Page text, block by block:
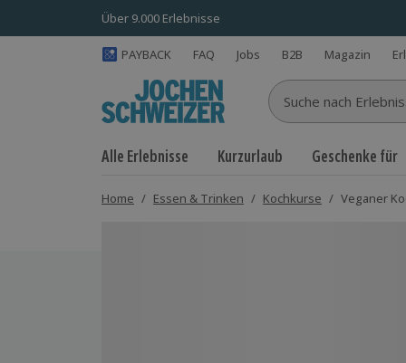
Über 9.000 Erlebnisse
PAYBACK FAQ Jobs B2B Magazin
Suche nach
Alle Erlebnisse Kurzurlaub Geschenke für
Home / Essen & Trinken / Kochkurse / Veganer